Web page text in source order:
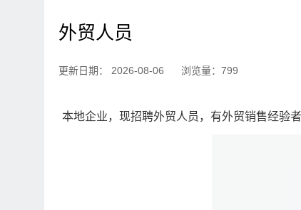
外贸人员
更新日期： 2026-08-06 浏览量：799
本地企业，现招聘外贸人员，有外贸销售经验